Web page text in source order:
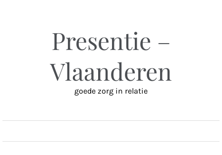
Presentie –
Vlaanderen
goede zorg in relatie